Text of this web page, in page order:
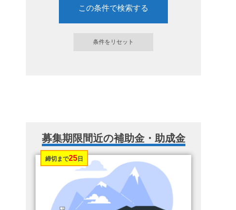
募集期限間近の補助金・助成金
締切まで25 日